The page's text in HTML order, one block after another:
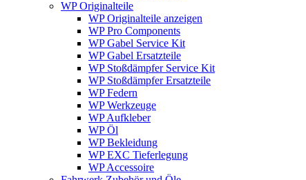
WP Originalteile
WP Originalteile anzeigen
WP Pro Components
WP Gabel Service Kit
WP Gabel Ersatzteile
WP Stoßdämpfer Service Kit
WP Stoßdämpfer Ersatzteile
WP Federn
WP Werkzeuge
WP Aufkleber
WP Öl
WP Bekleidung
WP EXC Tieferlegung
WP Accessoire